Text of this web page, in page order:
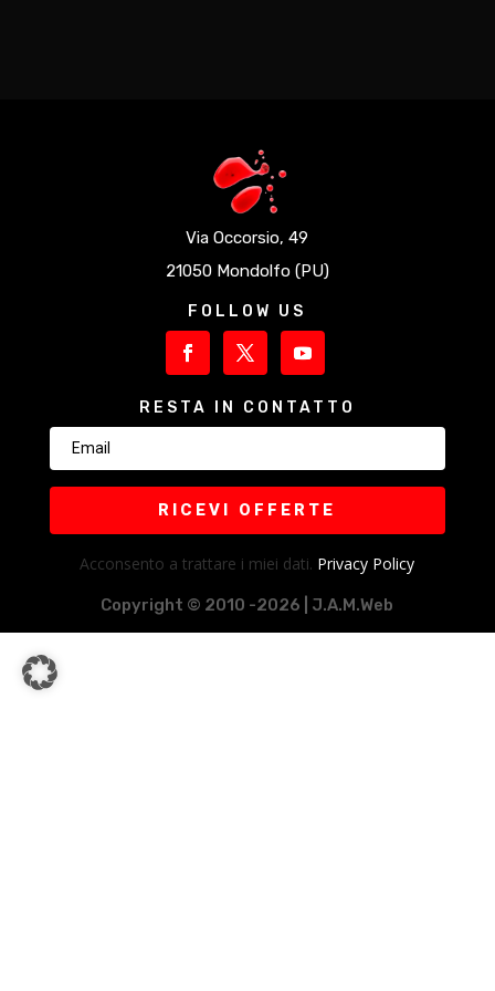
Via Occorsio, 49
21050 Mondolfo (PU)
FOLLOW US
RESTA IN CONTATTO
RICEVI OFFERTE
Acconsento a trattare i miei dati. Privacy Policy
Copyright © 2010 -2026 | J.A.M.Web